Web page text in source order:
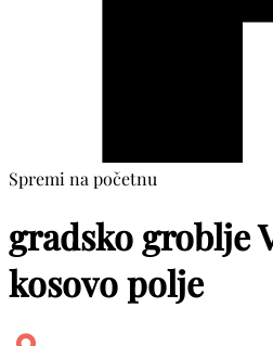
Spremi na početnu
gradsko groblje
kosovo polje